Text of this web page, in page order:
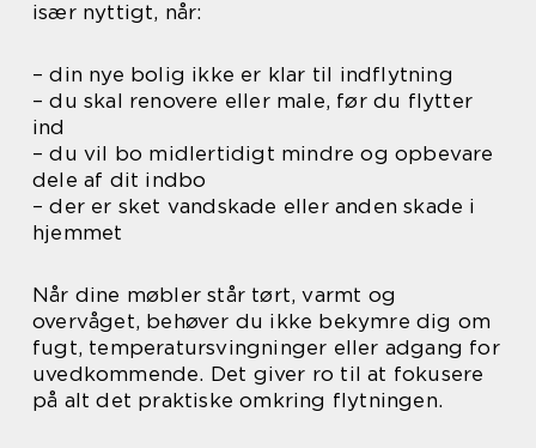
især nyttigt, når:
– din nye bolig ikke er klar til indflytning
– du skal renovere eller male, før du flytter
ind
– du vil bo midlertidigt mindre og opbevare
dele af dit indbo
– der er sket vandskade eller anden skade i
hjemmet
Når dine møbler står tørt, varmt og
overvåget, behøver du ikke bekymre dig om
fugt, temperatursvingninger eller adgang for
uvedkommende. Det giver ro til at fokusere
på alt det praktiske omkring flytningen.